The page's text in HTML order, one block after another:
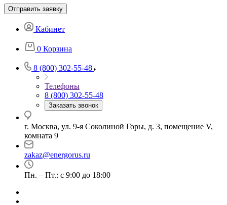
Отправить заявку
Кабинет
0 Корзина
8 (800) 302-55-48
Телефоны
8 (800) 302-55-48
Заказать звонок
г. Москва, ул. 9-я Соколиной Горы, д. 3, помещение V,
комната 9
zakaz@energorus.ru
Пн. – Пт.: с 9:00 до 18:00